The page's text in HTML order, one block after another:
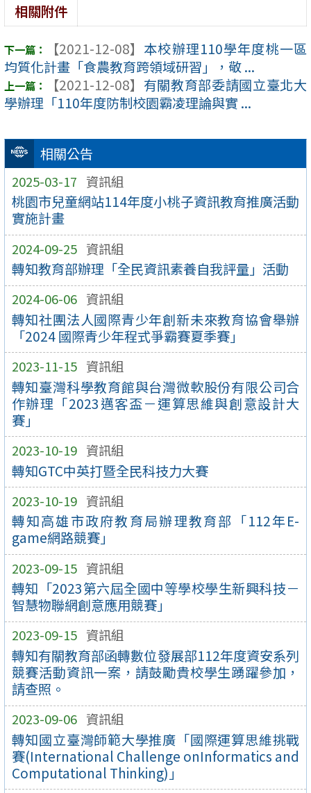
相關公告
2025-03-17 資訊組
桃園市兒童網站114年度小桃子資訊教育推廣活動
實施計畫
2024-09-25 資訊組
轉知教育部辦理「全民資訊素養自我評量」活動
2024-06-06 資訊組
轉知社團法人國際青少年創新未來教育協會舉辦
「2024 國際青少年程式爭霸賽夏季賽」
2023-11-15 資訊組
轉知臺灣科學教育館與台灣微軟股份有限公司合
作辦理「2023邁客盃－運算思維與創意設計大
賽」
2023-10-19 資訊組
轉知GTC中英打暨全民科技力大賽
2023-10-19 資訊組
轉知高雄市政府教育局辦理教育部「112年E-
game網路競賽」
2023-09-15 資訊組
轉知「2023第六屆全國中等學校學生新興科技－
智慧物聯網創意應用競賽」
2023-09-15 資訊組
轉知有關教育部函轉數位發展部112年度資安系列
競賽活動資訊一案，請鼓勵貴校學生踴躍參加，
請查照。
2023-09-06 資訊組
轉知國立臺灣師範大學推廣「國際運算思維挑戰
賽(International Challenge onInformatics and
Computational Thinking)」
相關附件
【2021-12-08】 本校辦理110學年度桃一區
均質化計畫「食農教育跨領域研習」，敬 ...
【2021-12-08】 有關教育部委請國立臺北大
學辦理「110年度防制校園霸凌理論與實 ...